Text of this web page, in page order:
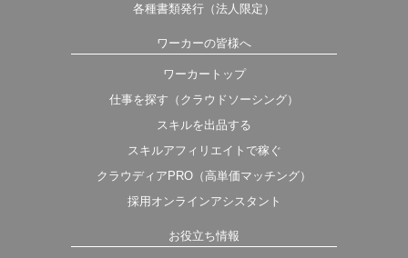
各種書類発行（法人限定）
ワーカーの皆様へ
ワーカートップ
仕事を探す（クラウドソーシング）
スキルを出品する
スキルアフィリエイトで稼ぐ
クラウディアPRO（高単価マッチング）
採用オンラインアシスタント
お役立ち情報